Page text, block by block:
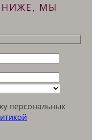
МЫ
персональных